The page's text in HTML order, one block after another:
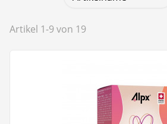
Artikel 1-9von 19